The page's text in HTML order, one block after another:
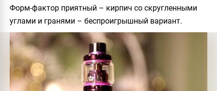
Форм-фактор приятный – кирпич со скругленными
углами и гранями – беспроигрышный вариант.